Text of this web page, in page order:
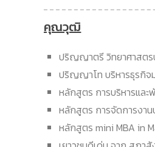
คุณวุฒิ
ปริญญาตรี วิทยาศาสตร
ปริญญาโท บริหารธุรกิจ
หลักสูตร การบริหารแล
หลักสูตร การจัดการงาน
หลักสูตร mini MBA in